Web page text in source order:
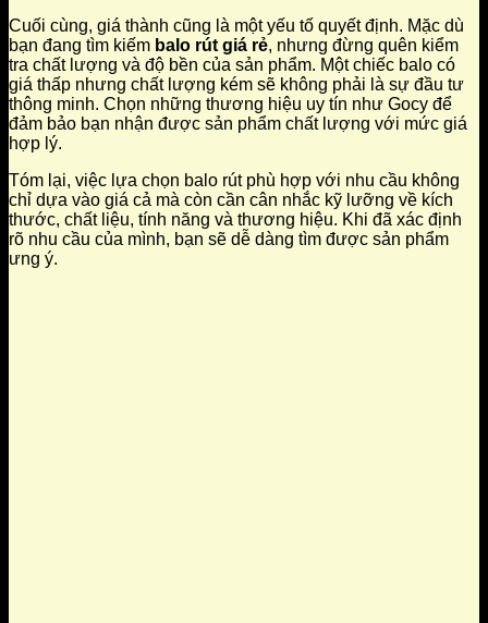
Cuối cùng, giá thành cũng là một yếu tố quyết định. Mặc dù
bạn đang tìm kiếm balo rút giá rẻ, nhưng đừng quên kiểm
tra chất lượng và độ bền của sản phẩm. Một chiếc balo có
giá thấp nhưng chất lượng kém sẽ không phải là sự đầu tư
thông minh. Chọn những thương hiệu uy tín như Gocy để
đảm bảo bạn nhận được sản phẩm chất lượng với mức giá
hợp lý.
Tóm lại, việc lựa chọn balo rút phù hợp với nhu cầu không
chỉ dựa vào giá cả mà còn cần cân nhắc kỹ lưỡng về kích
thước, chất liệu, tính năng và thương hiệu. Khi đã xác định
rõ nhu cầu của mình, bạn sẽ dễ dàng tìm được sản phẩm
ưng ý.